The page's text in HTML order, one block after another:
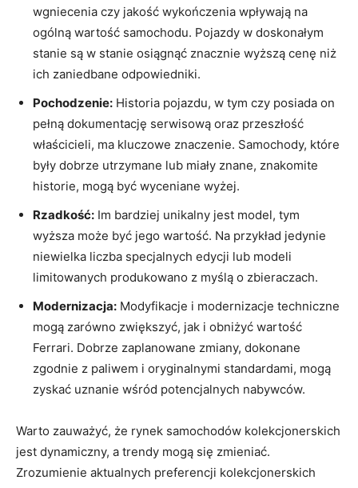
wgniecenia czy jakość wykończenia wpływają na⁣
ogólną wartość samochodu. Pojazdy w doskonałym
stanie są⁣ w⁤ stanie osiągnąć znacznie wyższą cenę ‍niż
‍ich zaniedbane odpowiedniki.
Pochodzenie: Historia pojazdu, w tym czy posiada on
pełną dokumentację serwisową oraz przeszłość
właścicieli, ma kluczowe⁢ znaczenie. Samochody, które
były ⁢dobrze utrzymane lub miały znane, znakomite
historie, mogą być wyceniane wyżej.
Rzadkość: Im bardziej unikalny​ jest model, tym
wyższa może‌ być jego wartość. Na przykład jedynie
niewielka liczba ‍specjalnych edycji lub modeli
limitowanych produkowano z myślą‌ o zbieraczach.
Modernizacja: Modyfikacje i modernizacje techniczne
mogą zarówno⁢ zwiększyć, jak i obniżyć wartość
Ferrari. Dobrze zaplanowane zmiany, dokonane
zgodnie z paliwem i ​oryginalnymi standardami, mogą
zyskać uznanie wśród potencjalnych nabywców.
Warto zauważyć, że ‍rynek samochodów kolekcjonerskich
jest‌ dynamiczny, a trendy mogą się ⁢zmieniać.
Zrozumienie aktualnych preferencji kolekcjonerskich